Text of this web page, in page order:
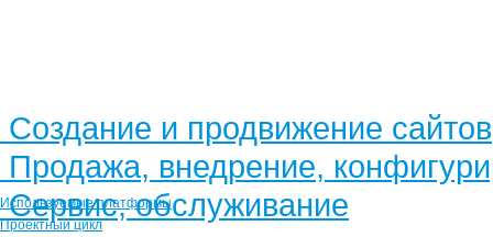
Создание и продвижение сайтов
Продажа, внедрение,
Сервис, обслуживание
Используемые платформы
Проектный цикл